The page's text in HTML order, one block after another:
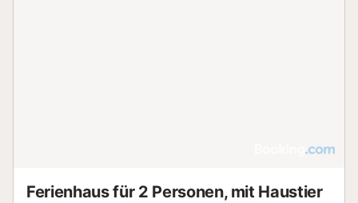
Ferienhaus für 2 Personen, mit Haustier